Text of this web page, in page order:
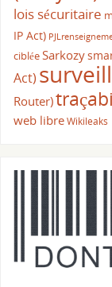
lois sécuritaire
IP Act)
cibléeSarkozy
Act)
Router)
web libreWikileaks